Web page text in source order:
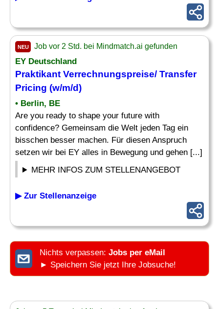
NEU Job vor 2 Std. bei Mindmatch.ai gefunden
EY Deutschland
Praktikant Verrechnungspreise/ Transfer
Pricing (w/m/d)
• Berlin, BE
Are you ready to shape your future with
confidence? Gemeinsam die Welt jeden Tag ein
bisschen besser machen. Für diesen Anspruch
setzen wir bei EY alles in Bewegung und gehen [...]
MEHR INFOS ZUM STELLENANGEBOT
▶ Zur Stellenanzeige
Nichts verpassen: Jobs per eMail
► Speichern Sie jetzt Ihre Jobsuche!